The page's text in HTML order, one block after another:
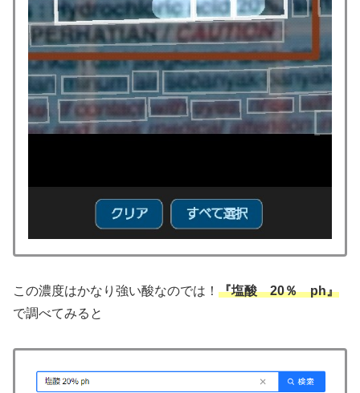
この濃度はかなり強い酸なのでは！ 『塩酸 20％ ph』
で調べてみると